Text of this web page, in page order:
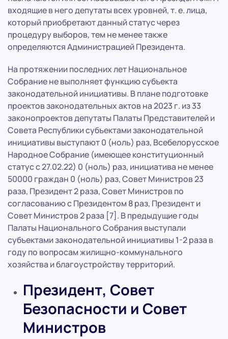
входящие в него депутаты всех уровней, т. е. лица,
который приобретают данный статус через
процедуру выборов, тем не менее также
определяются Администрацией Президента.
На протяжении последних лет Национальное
Собрание не выполняет функцию субъекта
законодательной инициативы. В плане подготовке
проектов законодательных актов на 2023 г. из 33
законопроектов депутаты Палаты Представителей и
Совета Республики субъектами законодательной
инициативы выступают 0 (ноль) раз, Всебелорусское
Народное Собрание (имеющее конституционный
статус с 27.02.22) 0 (ноль) раз, инициатива не менее
50000 граждан 0 (ноль) раз, Совет Министров 23
раза, Президент 2 раза, Совет Министров по
согласованию с Президентом 8 раз, Президент и
Совет Министров 2 раза [7]. В предыдущие годы
Палаты Национального Собрания выступали
субъектами законодательной инициативы 1-2 раза в
году по вопросам жилищно-коммунального
хозяйства и благоустройству территорий.
Президент, Совет
Безопасности и Совет
Министров